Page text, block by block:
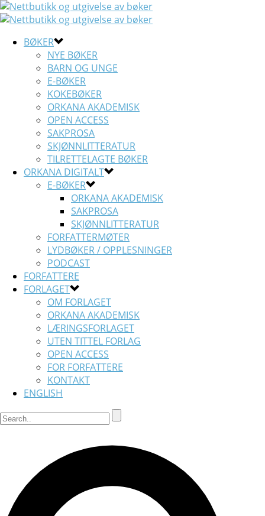
BØKER
NYE BØKER
BARN OG UNGE
E-BØKER
KOKEBØKER
ORKANA AKADEMISK
OPEN ACCESS
SAKPROSA
SKJØNNLITTERATUR
TILRETTELAGTE BØKER
ORKANA DIGITALT
E-BØKER
ORKANA AKADEMISK
SAKPROSA
SKJØNNLITTERATUR
FORFATTERMØTER
LYDBØKER / OPPLESNINGER
PODCAST
FORFATTERE
FORLAGET
OM FORLAGET
ORKANA AKADEMISK
LÆRINGSFORLAGET
UTEN TITTEL FORLAG
OPEN ACCESS
FOR FORFATTERE
KONTAKT
ENGLISH